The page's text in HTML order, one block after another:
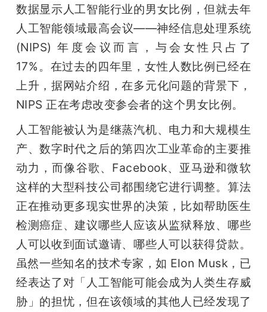
数据显示人工智能行业的男女比例，但就去年
人工智能领域最高会议——神经信息处理系统
(NIPS) 年度会议而言，与会女性只占了
17%。在过去的四年里，女性人数比例已经在
上升，据网站介绍，在多元化问题的背景下，
NIPS 正在考虑改变参会者的这个男女比例。
人工智能被认为是继蒸汽机、电力和大规模生
产、数字时代之后的第四次工业革命的主要推
动力，而像谷歌、Facebook、亚马逊和微软
这样的大型科技公司都围绕它进行调整。算法
正在推动更多现实世界的决策，比如帮助医生
检测癌症、建议哪些人应该从监狱释放、哪些
人可以收到面试邀请、哪些人可以获得贷款。
虽然一些知名的技术专家，如 Elon Musk，已
经表达了对「人工智能可能会成为人类生存威
胁」的担忧，但在该领域的其他人已经发现了